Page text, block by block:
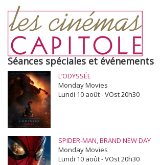
Séances spéciales et événements
L’ODYSSÉE
Monday Movies
Lundi 10 août - VOst 20h30
SPIDER-MAN, BRAND NEW DAY
Monday Movies
Lundi 10 août - VOst 20h30